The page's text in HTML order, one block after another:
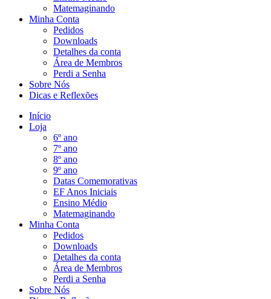
Matemaginando
Minha Conta
Pedidos
Downloads
Detalhes da conta
Área de Membros
Perdi a Senha
Sobre Nós
Dicas e Reflexões
Início
Loja
6º ano
7º ano
8º ano
9º ano
Datas Comemorativas
EF Anos Iniciais
Ensino Médio
Matemaginando
Minha Conta
Pedidos
Downloads
Detalhes da conta
Área de Membros
Perdi a Senha
Sobre Nós